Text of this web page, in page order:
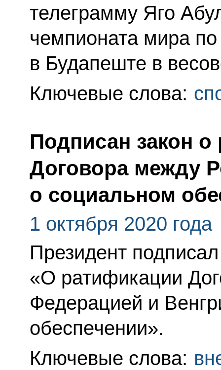
телеграмму Яго
чемпионата мира
в Будапеште в
Ключевые слова:
Подписан закон
Договора между
о социальном
1 октября 2020 года
Президент
«О ратификации
Федерацией и
обеспечении».
Ключевые слова: